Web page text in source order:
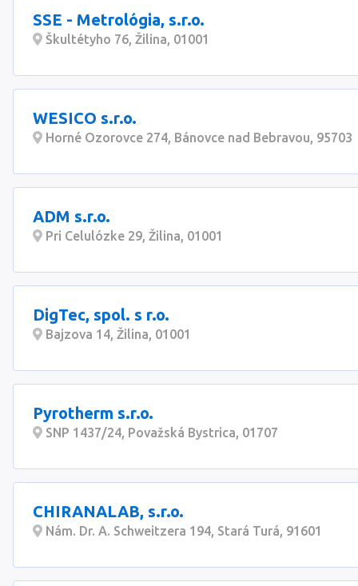
SSE - Metrológia, s.r.o.
Škultétyho 76, Žilina, 01001
WESICO s.r.o.
Horné Ozorovce 274, Bánovce nad Bebravou, 95703
ADM s.r.o.
Pri Celulózke 29, Žilina, 01001
DigTec, spol. s r.o.
Bajzova 14, Žilina, 01001
Pyrotherm s.r.o.
SNP 1437/24, Považská Bystrica, 01707
CHIRANALAB, s.r.o.
Nám. Dr. A. Schweitzera 194, Stará Turá, 91601